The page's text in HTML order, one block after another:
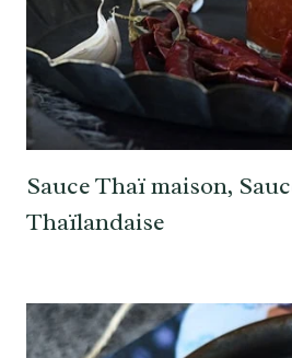
Sauce Thaï maison,
Thaïlandaise